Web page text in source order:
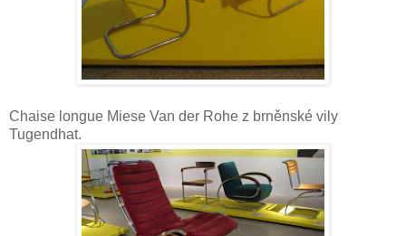
Chaise longue Miese Van der Rohe z brněnské vily
Tugendhat.